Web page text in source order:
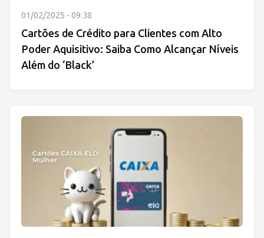
01/02/2025 - 09:38
Cartões de Crédito para Clientes com Alto
Poder Aquisitivo: Saiba Como Alcançar Níveis
Além do ‘Black’